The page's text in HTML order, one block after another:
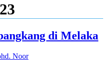
di Melaka
Noor